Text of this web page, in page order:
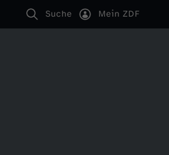
Suche Mein ZDF